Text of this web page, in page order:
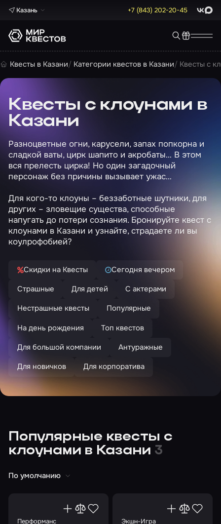
Казань +7 (843) 202-20-45 Max
Квесты в Казани Категории квестов в Казани Квесты с
Квесты с клоунами в
Казани
Разноцветные огни, карусели, запах попкорна и
сладкой ваты, цирк шапито и акробаты… В этом
вся прелесть цирка! Но один загадочный
персонаж без причины вызывает ужас…
Для кого-то клоуны – беззаботные шутники, для
других – зловещие существа, способные
напугать до потери сознания. Бронируйте квест с
клоунами в Казани и узнайте, страдаете ли вы
коулрофобией?
Скидки на Квесты
Сегодня вечером
Страшные
Для детей
С актерами
Нестрашные квесты
Популярные
На день рождения
Топ квестов
Для большой компании
Антуражные
Для новичков
Для корпоратива
Популярные квесты с
клоунами в Казани 3
По умолчанию
Перформанс Экшн-Игра